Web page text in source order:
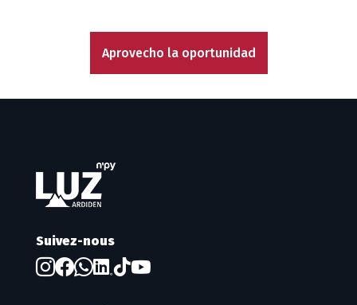
Aprovecho la oportunidad
Suivez-nous